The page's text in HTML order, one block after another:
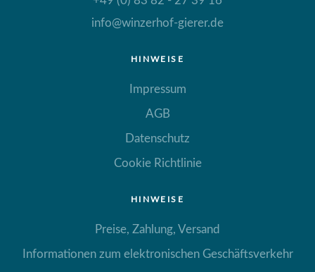
info@winzerhof-gierer.de
HINWEISE
Impressum
AGB
Datenschutz
Cookie Richtlinie
HINWEISE
Preise, Zahlung, Versand
Informationen zum elektronischen Geschäftsverkehr